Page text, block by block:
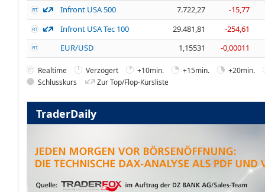
Infront USA 500
7.722,27
-15,77
Infront USA Tec 100
29.481,81
-254,61
EUR/USD
1,15531 -0,00011
Realtime Verzögert +10min. +15min.
+20min.
Schlusskurs
Zur Top/Flop-Kursliste
TraderDaily